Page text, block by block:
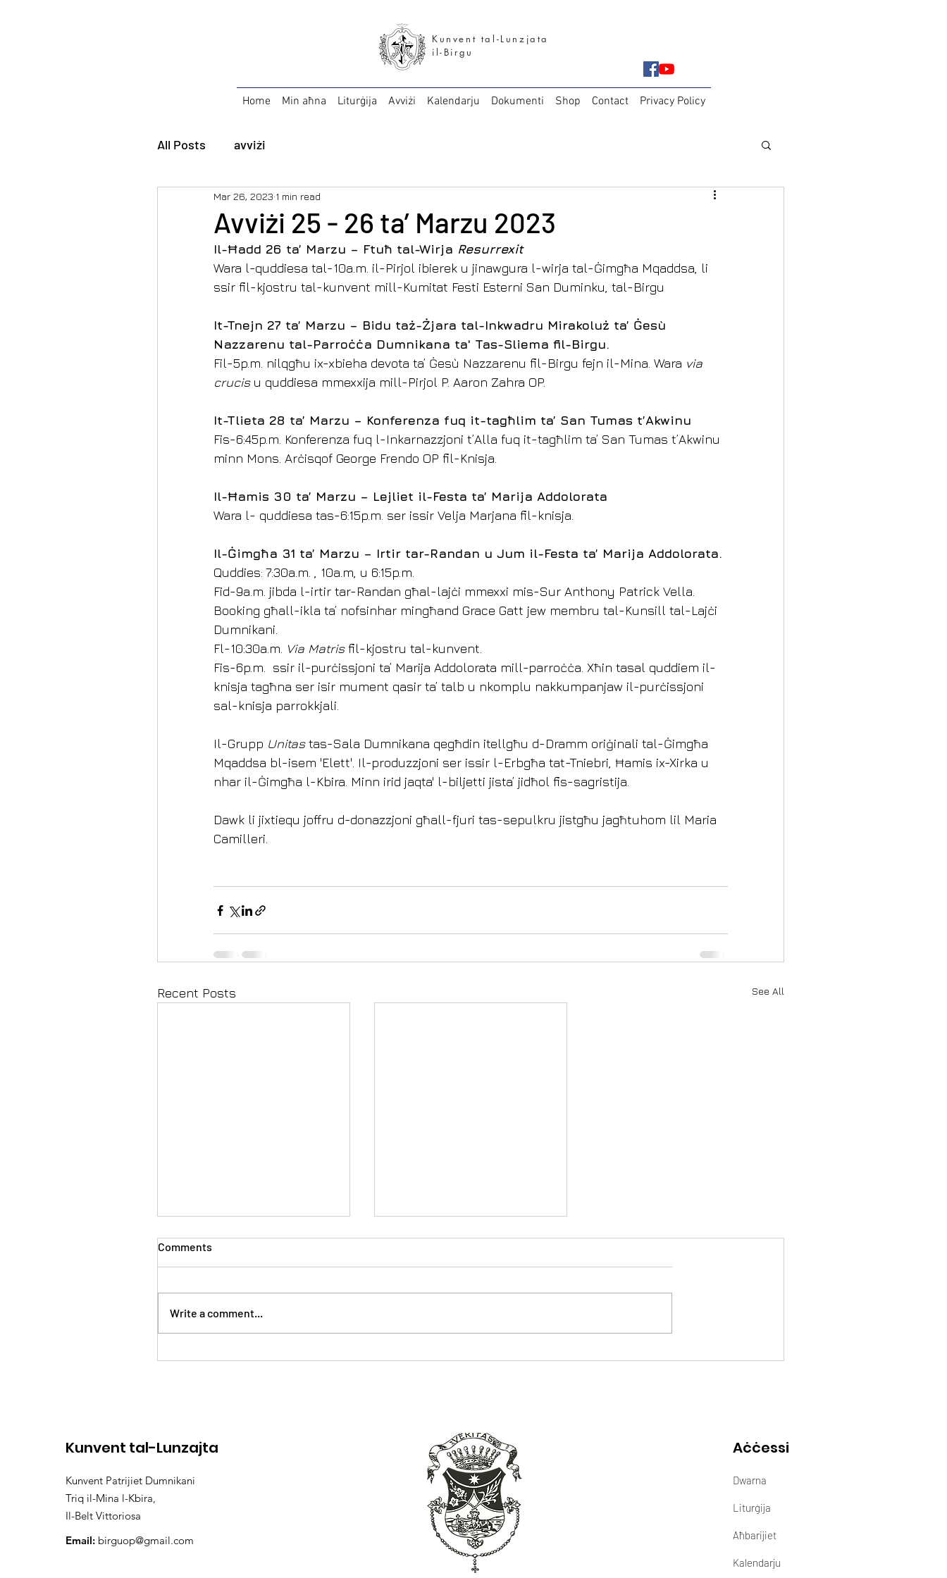
Kunvent tal-Lunzjata
il-Birgu
Home Min aħna Liturġija Avviżi Kalendarju Dokumenti Shop Contact Privacy Policy
All Posts avviżi
Avviżi 25 - 26 ta’ Marzu 2023
Mar 26, 2023 1 min read
Il-Ħadd 26 ta’ Marzu – Ftuħ tal-Wirja Resurrexit
Wara l-quddiesa tal-10a.m. il-Pirjol ibierek u jinawgura l-wirja tal-Ġimgħa Mqaddsa, li
ssir fil-kjostru tal-kunvent mill-Kumitat Festi Esterni San Duminku, tal-Birgu
It-Tnejn 27 ta’ Marzu – Bidu taż-Żjara tal-Inkwadru Mirakoluż ta’ Ġesù
Nazzarenu tal-Parroċċa Dumnikana ta' Tas-Sliema fil-Birgu.
Fil-5p.m. nilqgħu ix-xbieha devota ta’ Ġesù Nazzarenu fil-Birgu fejn il-Mina. Wara via
crucis u quddiesa mmexxija mill-Pirjol P. Aaron Zahra OP.
It-Tlieta 28 ta’ Marzu – Konferenza fuq it-tagħlim ta’ San Tumas t’Akwinu
Fis-6:45p.m. Konferenza fuq l-Inkarnazzjoni t’Alla fuq it-tagħlim ta’ San Tumas t’Akwinu
minn Mons. Arċisqof George Frendo OP fil-Knisja.
Il-Ħamis 30 ta’ Marzu – Lejliet il-Festa ta’ Marija Addolorata
Wara l- quddiesa tas-6:15p.m. ser issir Velja Marjana fil-knisja.
Il-Ġimgħa 31 ta’ Marzu – Irtir tar-Randan u Jum il-Festa ta’ Marija Addolorata.
Quddies: 7:30a.m. , 10a.m, u 6:15p.m.
Fid-9a.m. jibda l-irtir tar-Randan għal-lajċi mmexxi mis-Sur Anthony Patrick Vella.
Booking għall-ikla ta’ nofsinhar mingħand Grace Gatt jew membru tal-Kunsill tal-Lajċi
Dumnikani.
Fl-10:30a.m. Via Matris fil-kjostru tal-kunvent.
Fis-6p.m.  ssir il-purċissjoni ta’ Marija Addolorata mill-parroċċa. Xħin tasal quddiem il-
knisja tagħna ser isir mument qasir ta’ talb u nkomplu nakkumpanjaw il-purċissjoni
sal-knisja parrokkjali.
Il-Grupp Unitas tas-Sala Dumnikana qegħdin itellgħu d-Dramm oriġinali tal-Ġimgħa
Mqaddsa bl-isem 'Elett'. Il-produzzjoni ser issir l-Erbgħa tat-Tniebri, Ħamis ix-Xirka u
nhar il-Ġimgħa l-Kbira. Minn irid jaqta' l-biljetti jista’ jidħol fis-sagristija.
Dawk li jixtiequ joffru d-donazzjoni għall-fjuri tas-sepulkru jistgħu jagħtuhom lil Maria
Camilleri.
Recent Posts See All
Comments
Write a comment...
Kunvent tal-Lunzajta
Kunvent Patrijiet Dumnikani
Triq il-Mina l-Kbira,
Il-Belt Vittoriosa
Email: birguop@gmail.com
Aċċessi
Dwarna
Liturġija
Aħbarijiet
Kalendarju